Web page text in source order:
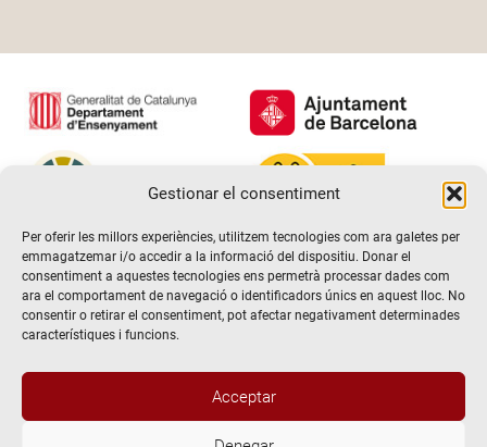
Gestionar el consentiment
Per oferir les millors experiències, utilitzem tecnologies com ara galetes per
emmagatzemar i/o accedir a la informació del dispositiu. Donar el
consentiment a aquestes tecnologies ens permetrà processar dades com
ara el comportament de navegació o identificadors únics en aquest lloc. No
consentir o retirar el consentiment, pot afectar negativament determinades
característiques i funcions.
Acceptar
Hola! Voldria més informació / Querría